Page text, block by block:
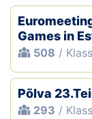
Games in
508 /
Põlva
293 /